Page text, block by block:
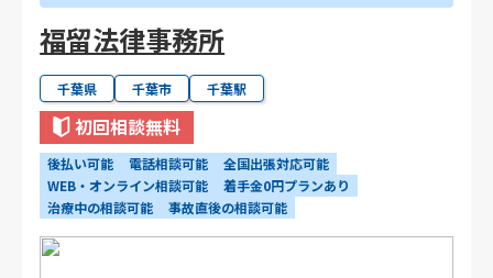
福留法律事務所
千葉県 千葉市 千葉駅
初回相談無料
後払い可能 電話相談可能
全国出張対応可能
WEB・オンライン相談可能
着手金0円プランあり
治療中の相談可能
事故直後の相談可能